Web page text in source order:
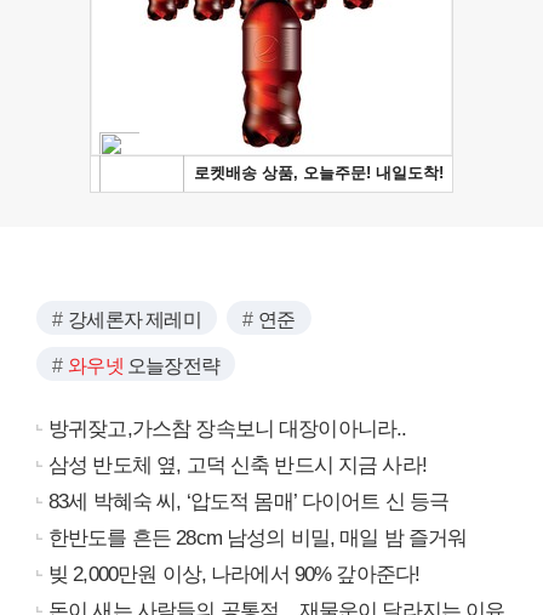
강세론자 제레미 연준
와우넷 오늘장전략
방귀잦고,가스참 장속보니 대장이아니라..
삼성 반도체 옆, 고덕 신축 반드시 지금 사라!
83세 박혜숙 씨, ‘압도적 몸매’ 다이어트 신 등극
한반도를 흔든 28cm 남성의 비밀, 매일 밤 즐거워
빚 2,000만원 이상, 나라에서 90% 갚아준다!